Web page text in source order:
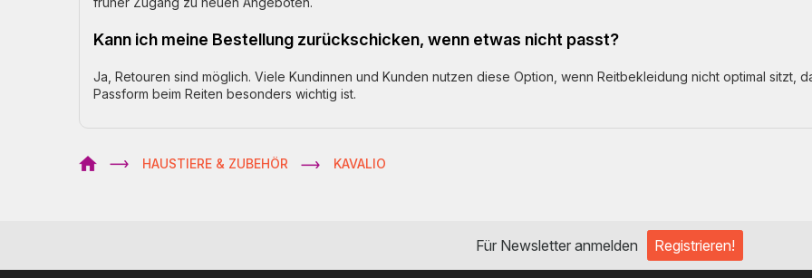
Kann ich meine Bestellung zurückschicken, wenn etwas nicht passt?
Ja, Retouren sind möglich. Viele Kundinnen und Kunden nutzen diese Option, wenn Reitbekleidung nicht optimal sitzt,
Passform beim Reiten besonders wichtig ist.
HAUSTIERE & ZUBEHÖR KAVALIO
Für Newsletter anmelden Registrieren!